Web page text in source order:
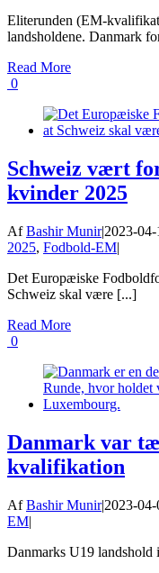
Eliterunden (EM-
landsholdene. Danmark
Read More
0
Schweiz vært
kvinder 2025
AfBashir Munir|2023-
2025, Fodbold-EM|
Det Europæiske
Schweiz skal være [...]
Read More
0
Danmark var
kvalifikation
AfBashir Munir|2023-
EM|
Danmarks U19